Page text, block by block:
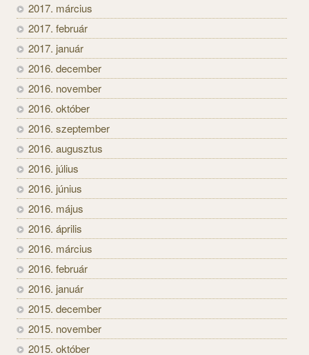
2017. március
2017. február
2017. január
2016. december
2016. november
2016. október
2016. szeptember
2016. augusztus
2016. július
2016. június
2016. május
2016. április
2016. március
2016. február
2016. január
2015. december
2015. november
2015. október